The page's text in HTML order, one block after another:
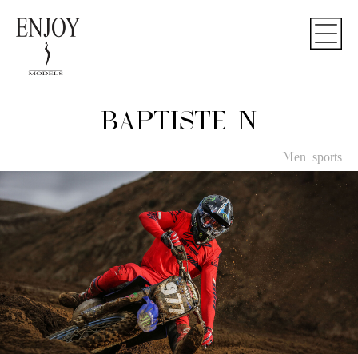
BAPTISTE N
Men-sports